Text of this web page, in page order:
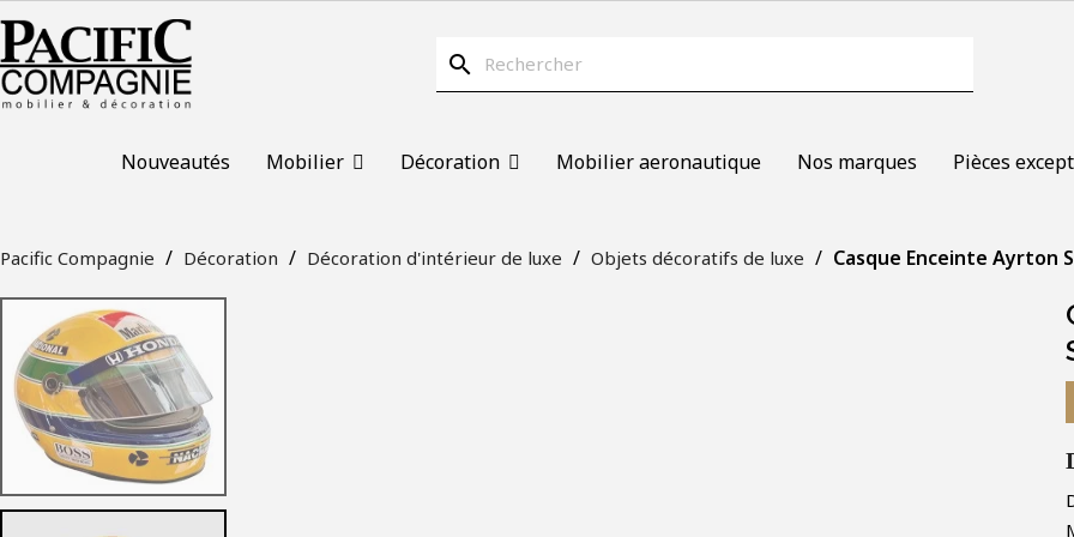
search
Nouveautés Mobilier Décoration Mobilier aeronautique Nos marques Pièces
Pacific Compagnie Décoration Décoration d'intérieur de luxe Objets décoratifs de luxe Casque Enceinte Ayrton